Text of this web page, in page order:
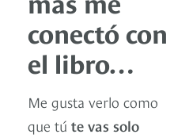
conectó con
el libro…
Me gusta verlo como
que tú te vas solo